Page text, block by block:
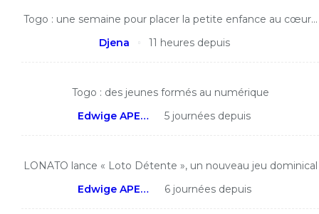
Togo : une semaine pour placer la petite enfance au cœur…
Djena
11 heures depuis
Togo : des jeunes formés au numérique
Edwige APEDO
5 journées depuis
LONATO lance « Loto Détente », un nouveau jeu dominical
Edwige APEDO
6 journées depuis